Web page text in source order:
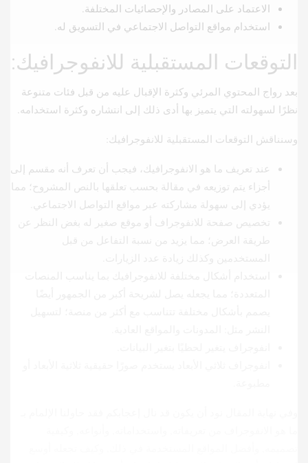
الاعتماد على المصادر والإحصائيات المختلفة.
استخدام مواقع التواصل الاجتماعي في التسويق له.
التوقعات المستقبلية للانفوجرافيك:
بعد رواج المحتوي المرئي وكثرة الإقبال عليه من قبل فئات متنوعة
نظرًا لسهولته التي يتميز بها أدى ذلك إلى انتشاره وكثرة استخدامه.
وسنناقش التوقعات المستقبلية للانفوجرافيك:
عند تعريف ما هو الانفوجرافيك، فيجب أن تعرف أنه مقسم إلى
أجزاء يتم توزيعه في مقالة بحسب تعلقها بالنص المشروح؛ مما
يؤدي إلى سهولة مشاركته عبر مواقع التواصل الاجتماعي.
تخصيص صفحة للانفوجراف أو موقع صغير له بغض النظر عن